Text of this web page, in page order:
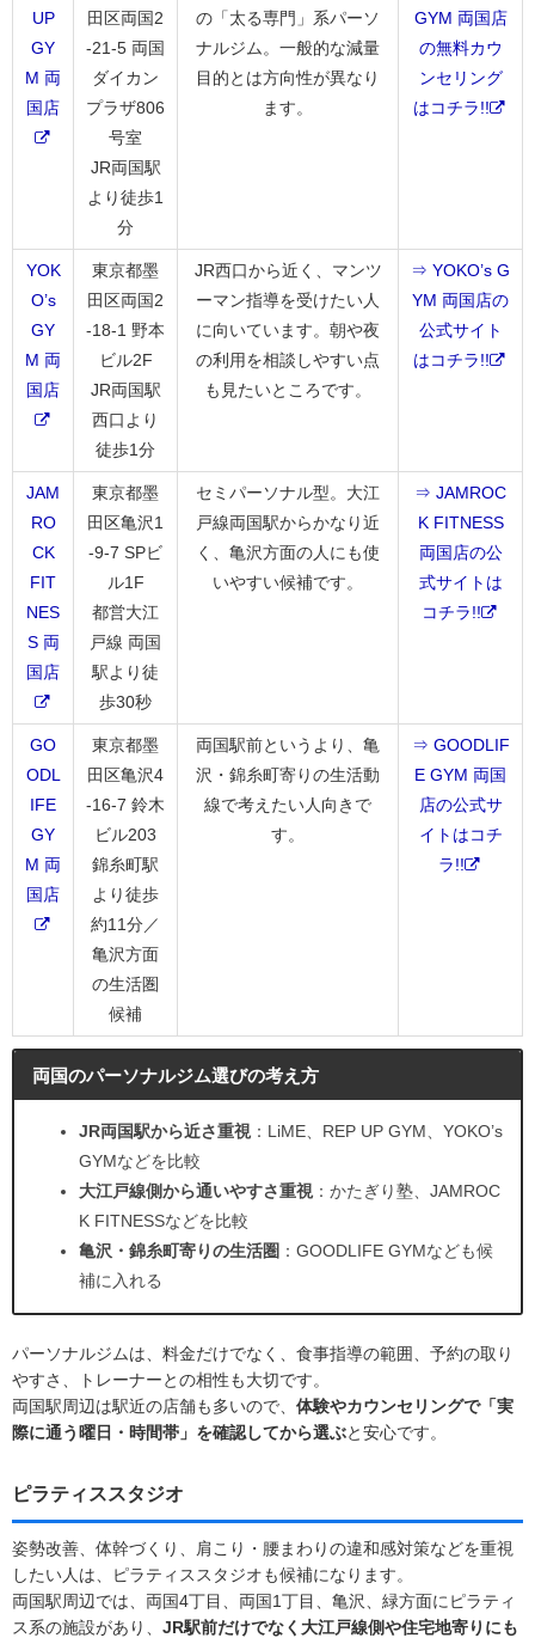
UP
GY
M 両
国店
田区両国2
-21-5 両国
ダイカン
プラザ806
号室
JR両国駅
より徒歩1
分
の「太る専門」系パーソ
ナルジム。一般的な減量
目的とは方向性が異なり
ます。
GYM 両国店
の無料カウ
ンセリング
はコチラ!!
YOK
O’s
GY
M 両
国店
東京都墨
田区両国2
-18-1 野本
ビル2F
JR両国駅
西口より
徒歩1分
JR西口から近く、マンツ
ーマン指導を受けたい人
に向いています。朝や夜
の利用を相談しやすい点
も見たいところです。
⇒ YOKO’s G
YM 両国店の
公式サイト
はコチラ!!
JAM
RO
CK
FIT
NES
S 両
国店
東京都墨
田区亀沢1
-9-7 SPビ
ル1F
都営大江
戸線 両国
駅より徒
歩30秒
セミパーソナル型。大江
戸線両国駅からかなり近
く、亀沢方面の人にも使
いやすい候補です。
⇒ JAMROC
K FITNESS
両国店の公
式サイトは
コチラ!!
GO
ODL
IFE
GY
M 両
国店
東京都墨
田区亀沢4
-16-7 鈴木
ビル203
錦糸町駅
より徒歩
約11分／
亀沢方面
の生活圏
候補
両国駅前というより、亀
沢・錦糸町寄りの生活動
線で考えたい人向きで
す。
⇒ GOODLIF
E GYM 両国
店の公式サ
イトはコチ
ラ!!
両国のパーソナルジム選びの考え方
JR両国駅から近さ重視 ：LiME、REP UP GYM、YOKO’s
GYMなどを比較
大江戸線側から通いやすさ重視 ：かたぎり塾、JAMROC
K FITNESSなどを比較
亀沢・錦糸町寄りの生活圏 ：GOODLIFE GYMなども候
補に入れる
パーソナルジムは、料金だけでなく、食事指導の範囲、予約の取り
やすさ、トレーナーとの相性も大切です。
両国駅周辺は駅近の店舗も多いので、 体験やカウンセリングで「実
際に通う曜日・時間帯」を確認してから選ぶと安心です。
ピラティススタジオ
姿勢改善、体幹づくり、肩こり・腰まわりの違和感対策などを重視
したい人は、ピラティススタジオも候補になります。
両国駅周辺では、両国4丁目、両国1丁目、亀沢、緑方面にピラティ
ス系の施設があり、 JR駅前だけでなく大江戸線側や住宅地寄りにも